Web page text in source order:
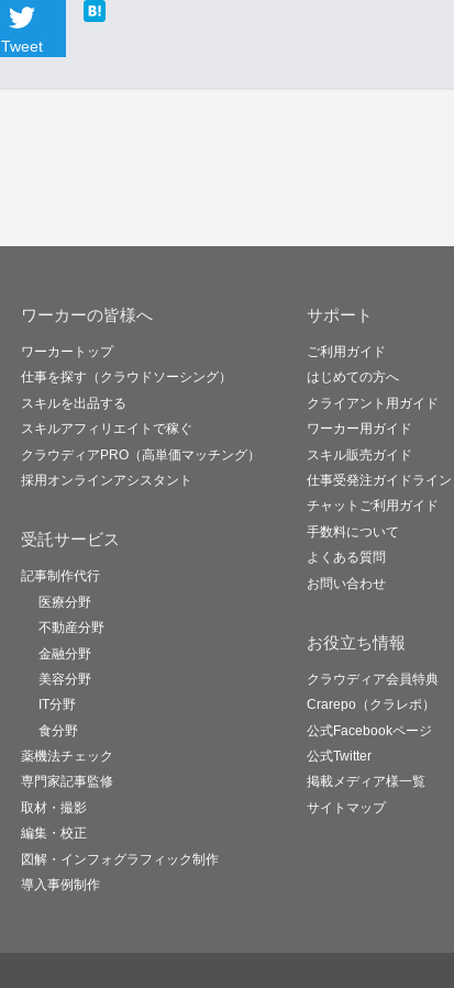
Tweet
ワーカーの皆様へ
ワーカートップ
仕事を探す（クラウドソーシング）
スキルを出品する
スキルアフィリエイトで稼ぐ
クラウディアPRO（高単価マッチング）
採用オンラインアシスタント
受託サービス
記事制作代行
医療分野
不動産分野
金融分野
美容分野
IT分野
食分野
薬機法チェック
専門家記事監修
取材・撮影
編集・校正
図解・インフォグラフィック制作
導入事例制作
サポート
ご利用ガイド
はじめての方へ
クライアント用ガイド
ワーカー用ガイド
スキル販売ガイド
仕事受発注ガイドライン
チャットご利用ガイド
手数料について
よくある質問
お問い合わせ
お役立ち情報
クラウディア会員特典
Crarepo（クラレポ）
公式Facebookページ
公式Twitter
掲載メディア様一覧
サイトマップ